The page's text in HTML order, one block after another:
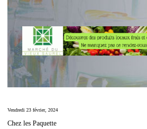
Vendredi 23 février, 2024
Chez les Paquette